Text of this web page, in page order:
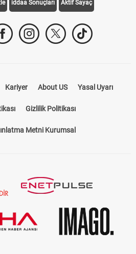
iddaa Sonuçları Aktif Sayaç
Kariyer About US Yasal Uyarı
Gizlilik Politikası
Metni Kurumsal